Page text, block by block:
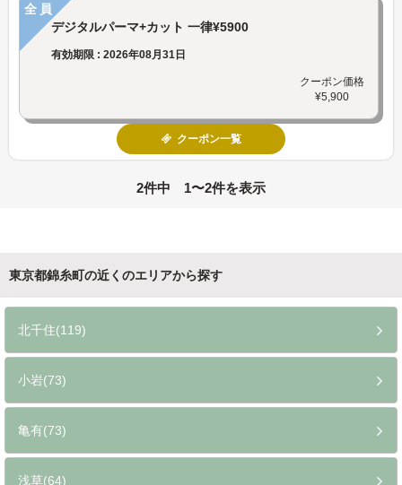
全員
デジタルパーマ+カット 一律¥5900
有効期限 : 2026年08月31日
クーポン価格
¥5,900
クーポン一覧
2件中 1〜2件を表示
東京都錦糸町の近くのエリアから探す
北千住(119)
小岩(73)
亀有(73)
浅草(64)